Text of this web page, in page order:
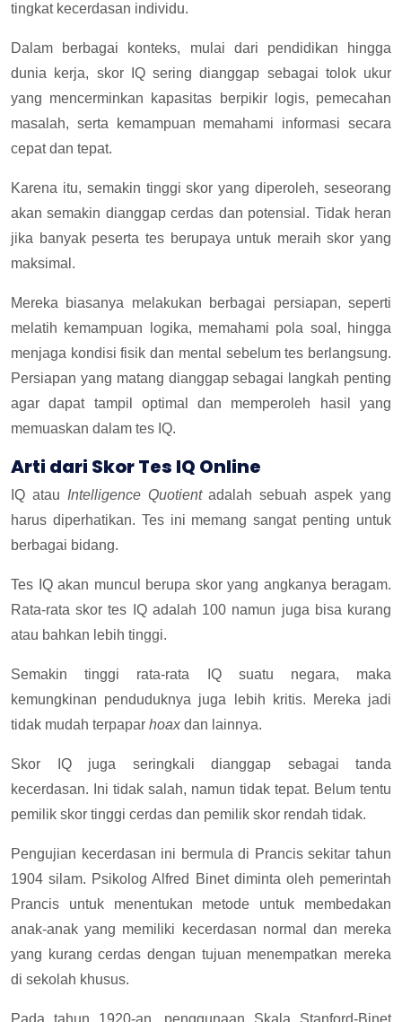
tingkat kecerdasan individu.
Dalam berbagai konteks, mulai dari pendidikan hingga
dunia kerja, skor IQ sering dianggap sebagai tolok ukur
yang mencerminkan kapasitas berpikir logis, pemecahan
masalah, serta kemampuan memahami informasi secara
cepat dan tepat.
Karena itu, semakin tinggi skor yang diperoleh, seseorang
akan semakin dianggap cerdas dan potensial. Tidak heran
jika banyak peserta tes berupaya untuk meraih skor yang
maksimal.
Mereka biasanya melakukan berbagai persiapan, seperti
melatih kemampuan logika, memahami pola soal, hingga
menjaga kondisi fisik dan mental sebelum tes berlangsung.
Persiapan yang matang dianggap sebagai langkah penting
agar dapat tampil optimal dan memperoleh hasil yang
memuaskan dalam tes IQ.
Arti dari Skor Tes IQ Online
IQ atau Intelligence Quotientadalah sebuah aspek yang
harus diperhatikan. Tes ini memang sangat penting untuk
berbagai bidang.
Tes IQ akan muncul berupa skor yang angkanya beragam.
Rata-rata skor tes IQ adalah 100 namun juga bisa kurang
atau bahkan lebih tinggi.
Semakin tinggi rata-rata IQ suatu negara, maka
kemungkinan penduduknya juga lebih kritis. Mereka jadi
tidak mudah terpapar hoax dan lainnya.
Skor IQ juga seringkali dianggap sebagai tanda
kecerdasan. Ini tidak salah, namun tidak tepat. Belum tentu
pemilik skor tinggi cerdas dan pemilik skor rendah tidak.
Pengujian kecerdasan ini bermula di Prancis sekitar tahun
1904 silam. Psikolog Alfred Binet diminta oleh pemerintah
Prancis untuk menentukan metode untuk membedakan
anak-anak yang memiliki kecerdasan normal dan mereka
yang kurang cerdas dengan tujuan menempatkan mereka
di sekolah khusus.